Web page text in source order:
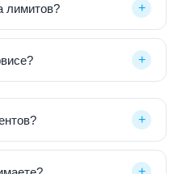
лимитов? +
+
+
+